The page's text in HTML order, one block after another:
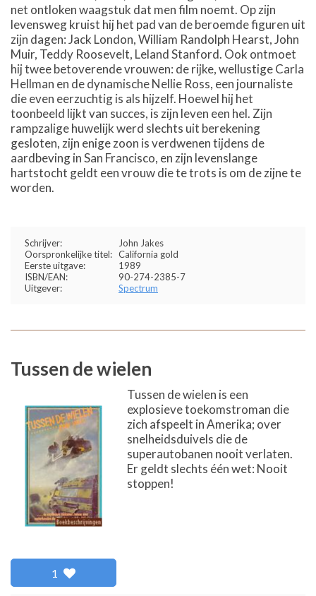
net ontloken waagstuk dat men film noemt. Op zijn
levensweg kruist hij het pad van de beroemde figuren uit
zijn dagen: Jack London, William Randolph Hearst, John
Muir, Teddy Roosevelt, Leland Stanford. Ook ontmoet
hij twee betoverende vrouwen: de rijke, wellustige Carla
Hellman en de dynamische Nellie Ross, een journaliste
die even eerzuchtig is als hijzelf. Hoewel hij het
toonbeeld lijkt van succes, is zijn leven een hel. Zijn
rampzalige huwelijk werd slechts uit berekening
gesloten, zijn enige zoon is verdwenen tijdens de
aardbeving in San Francisco, en zijn levenslange
hartstocht geldt een vrouw die te trots is om de zijne te
worden.
Schrijver:
John Jakes
Oorspronkelijke titel: California gold
Eerste uitgave:
1989
ISBN/EAN:
90-274-2385-7
Uitgever:
Spectrum
Tussen de wielen
1
Tussen de wielen is een
explosieve toekomstroman die
zich afspeelt in Amerika; over
snelheidsduivels die de
superautobanen nooit verlaten.
Er geldt slechts één wet: Nooit
stoppen!